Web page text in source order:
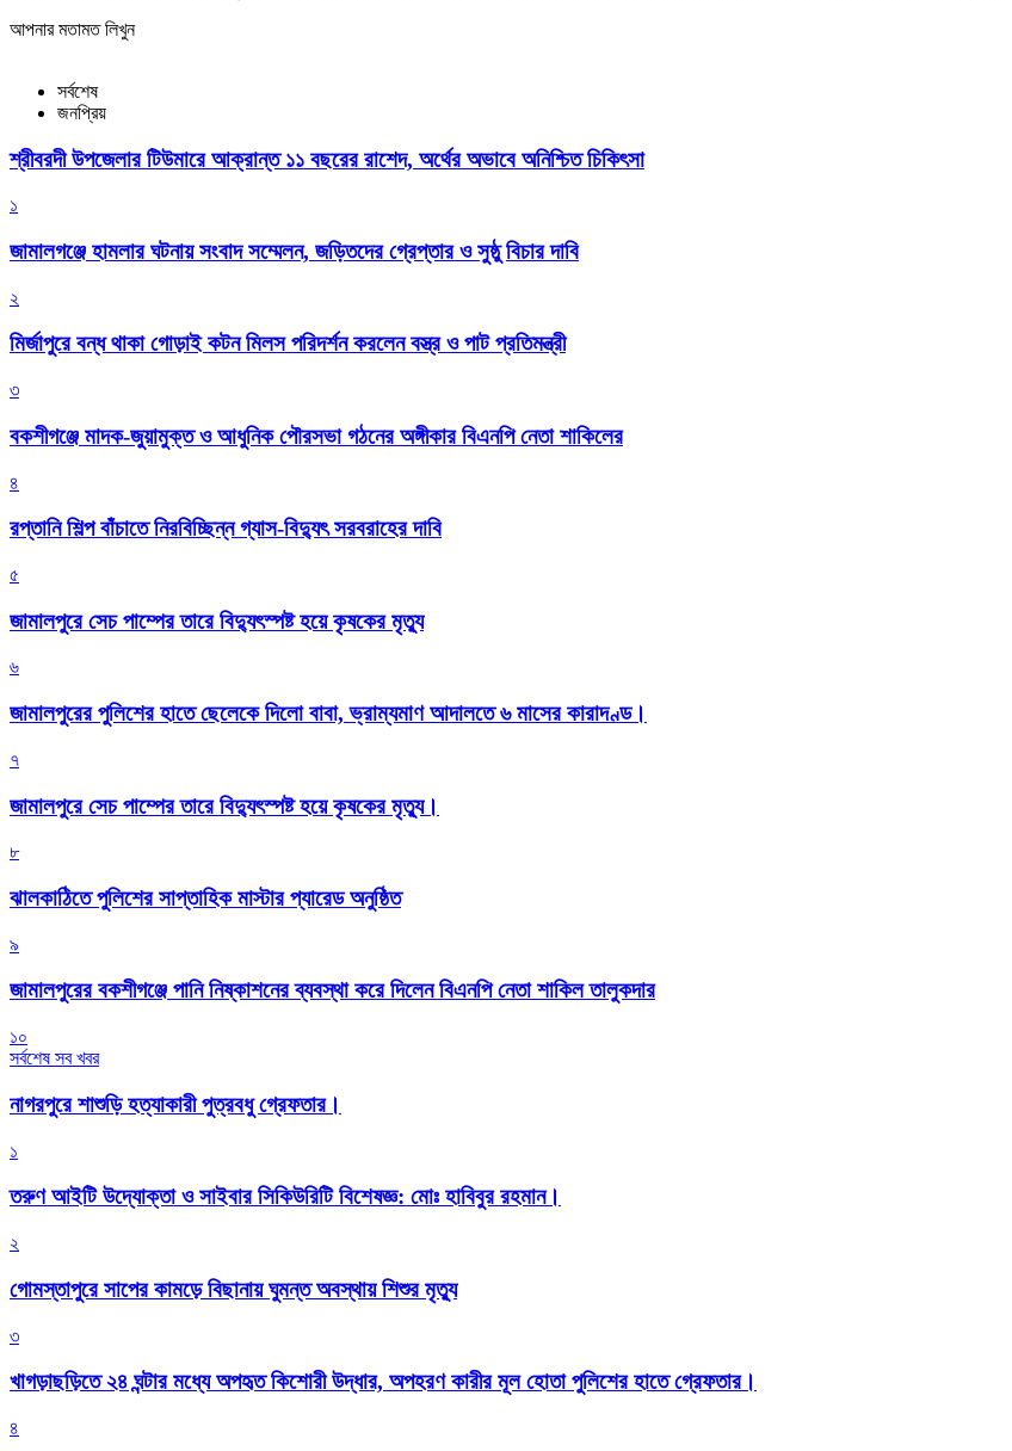
আপনার মতামত লিখুন
সর্বশেষ
জনপ্রিয়
শ্রীবরদী উপজেলার টিউমারে আক্রান্ত ১১ বছরের রাশেদ, অর্থের অভাবে অনিশ্চিত চিকিৎসা
১
জামালগঞ্জে হামলার ঘটনায় সংবাদ সম্মেলন, জড়িতদের গ্রেপ্তার ও সুষ্ঠু বিচার দাবি
২
মির্জাপুরে বন্ধ থাকা গোড়াই কটন মিলস পরিদর্শন করলেন বস্ত্র ও পাট প্রতিমন্ত্রী
৩
বকশীগঞ্জে মাদক-জুয়ামুক্ত ও আধুনিক পৌরসভা গঠনের অঙ্গীকার বিএনপি নেতা শাকিলের
৪
রপ্তানি শিল্প বাঁচাতে নিরবিচ্ছিন্ন গ্যাস-বিদ্যুৎ সরবরাহের দাবি
৫
জামালপুরে সেচ পাম্পের তারে বিদ্যুৎস্পষ্ট হয়ে কৃষকের মৃত্যু
৬
জামালপুরের পুলিশের হাতে ছেলেকে দিলো বাবা, ভ্রাম্যমাণ আদালতে ৬ মাসের কারাদণ্ড।
৭
জামালপুরে সেচ পাম্পের তারে বিদ্যুৎস্পষ্ট হয়ে কৃষকের মৃত্যু।
৮
‎ঝালকাঠিতে পুলিশের সাপ্তাহিক মাস্টার প্যারেড অনুষ্ঠিত
৯
জামালপুরের বকশীগঞ্জে পানি নিষ্কাশনের ব্যবস্থা করে দিলেন বিএনপি নেতা শাকিল তালুকদার
১০
সর্বশেষ সব খবর
নাগরপুরে শাশুড়ি হত্যাকারী পুত্রবধু গ্রেফতার।
১
তরুণ আইটি উদ্যোক্তা ও সাইবার সিকিউরিটি বিশেষজ্ঞ: মোঃ হাবিবুর রহমান।
২
গোমস্তাপুরে সাপের কামড়ে বিছানায় ঘুমন্ত অবস্থায় শিশুর মৃত্যু
৩
খাগড়াছড়িতে ২৪ ঘন্টার মধ্যে অপহৃত কিশোরী উদ্ধার, অপহরণ কারীর মূল হোতা পুলিশের হাতে গ্রেফতার।
৪